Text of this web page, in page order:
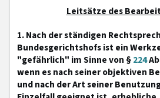
Leitsätze des
1. Nach der ständigen
Bundesgerichtshofs ist ein
"gefährlich" im Sinne von §224
wenn es nach seiner objektiven
und nach der Art seiner